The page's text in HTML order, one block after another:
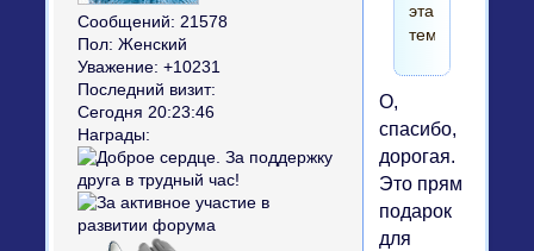
Сообщений: 21578
Пол: Женский
Уважение: +10231
Последний визит:
Сегодня 20:23:46
Награды:
эта
тема.....
О,
спасибо,
дорогая.
Это прям
подарок
для